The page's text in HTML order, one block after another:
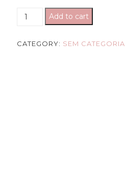
Add to cart
CATEGORY: SEM CATEGORIA